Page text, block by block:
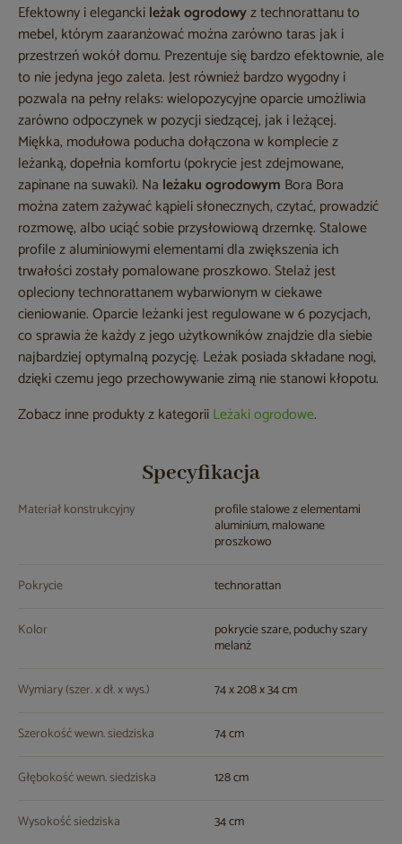
Efektowny i eleganckileżak ogrodowyz technorattanu to
mebel, którym zaaranżować można zarówno taras jak i
przestrzeń wokół domu. Prezentuje się bardzo efektownie, ale
to nie jedyna jego zaleta. Jest również bardzo wygodny i
pozwala na pełny relaks: wielopozycyjne oparcie umożliwia
zarówno odpoczynek w pozycji siedzącej, jak i leżącej.
Miękka, modułowa poducha dołączona w komplecie z
leżanką, dopełnia komfortu (pokrycie jest zdejmowane,
zapinane na suwaki). Na leżaku ogrodowym Bora Bora
można zatem zażywać kąpieli słonecznych, czytać, prowadzić
rozmowę, albo uciąć sobie przysłowiową drzemkę. Stalowe
profile z aluminiowymi elementami dla zwiększenia ich
trwałości zostały pomalowane proszkowo. Stelaż jest
opleciony technorattanem wybarwionym w ciekawe
cieniowanie. Oparcie leżanki jest regulowane w 6 pozycjach,
co sprawia że każdy z jego użytkowników znajdzie dla siebie
najbardziej optymalną pozycję. Leżak posiada składane nogi,
dzięki czemu jego przechowywanie zimą nie stanowi kłopotu.
Zobacz inne produkty z kategoriiLeżaki ogrodowe.
Specyfikacja
Materiał konstrukcyjny profile stalowe z elementami
aluminium, malowane
proszkowo
Pokrycie technorattan
Kolor pokrycie szare, poduchy szary
melanż
Wymiary (szer. x dł. x wys.) 74 x 208 x 34 cm
Szerokość wewn. siedziska 74 cm
Głębokość wewn. siedziska 128 cm
Wysokość siedziska 34 cm